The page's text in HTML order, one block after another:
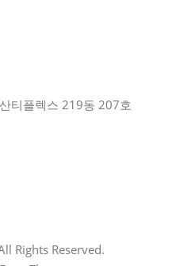
티플렉스 219동 207호
Rights Reserved.